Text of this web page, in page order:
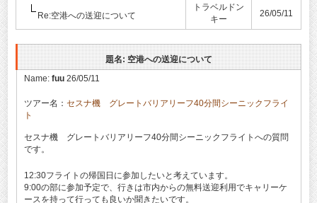
Re:空港への送迎について
トラベルドン
キー
26/05/11
題名: 空港への送迎について
Name: fuu26/05/11
ツアー名： セスナ機 グレートバリアリーフ40分間シーニックフライ
ト
セスナ機 グレートバリアリーフ40分間シーニックフライトへの質問
です。
12:30フライトの帰国日に参加したいと考えています。
9:00の部に参加予定で、行きは市内からの無料送迎利用でキャリーケ
ースを持って行っても良いか聞きたいです。